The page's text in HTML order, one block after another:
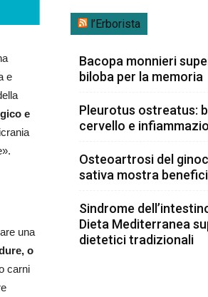
e
e
una
o
carni
l’Erborista
Bacopa monnieri
biloba per la memoria
Pleurotus ostreatus:
cervello e
Osteoartrosi del
sativa mostra
Sindrome
Dieta Mediterranea
dietetici tradizionali